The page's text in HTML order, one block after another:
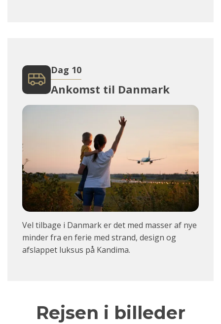
Dag 10
Ankomst til Danmark
Vel tilbage i Danmark er det med masser af nye
minder fra en ferie med strand, design og
afslappet luksus på Kandima.
Rejsen i billeder